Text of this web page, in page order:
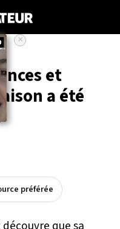
et
a été
préférée
×